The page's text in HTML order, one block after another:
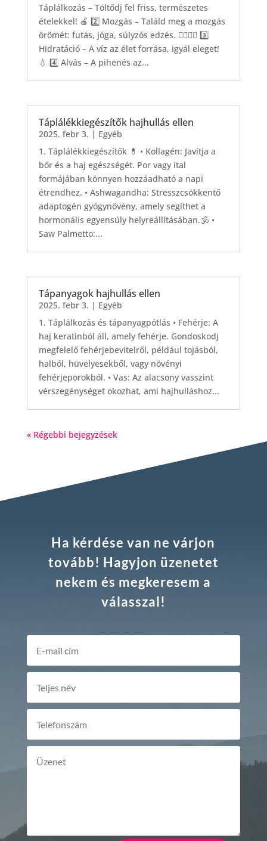
Táplálkozás – Töltődj fel friss, természetes
ételekkel! 🍎 2️⃣ Mozgás – Találd meg a mozgás
örömét: futás, jóga, súlyzós edzés. 🏃‍♀️🧘‍♂️ 3️⃣
Hidratáció – A víz az élet forrása, igyál eleget!
💧 4️⃣ Alvás – A pihenés az...
Táplálékkiegészítők hajhullás ellen
2025. febr 3. | Egyéb
1. Táplálékkiegészítők 💊 • Kollagén: Javítja a
bőr és a haj egészségét. Por vagy ital
formájában könnyen hozzáadható a napi
étrendhez. • Ashwagandha: Stresszcsökkentő
adaptogén gyógynövény, amely segíthet a
hormonális egyensúly helyreállításában.🕉️ •
Saw Palmetto:...
Tápanyagok hajhullás ellen
2025. febr 3. | Egyéb
1. Táplálkozás és tápanyagpótlás • Fehérje: A
haj keratinból áll, amely fehérje. Gondoskodj
megfelelő fehérjebevitelről, például tojásból,
halból, hüvelyesekből, vagy növényi
fehérjeporokból. • Vas: Az alacsony vasszint
vérszegénységet okozhat, ami hajhulláshoz...
« Régebbi bejegyzések
Ha kérdése van ne várjon
tovább! Hagyjon üzenetet
nekem és megkeresem a
válasszal!